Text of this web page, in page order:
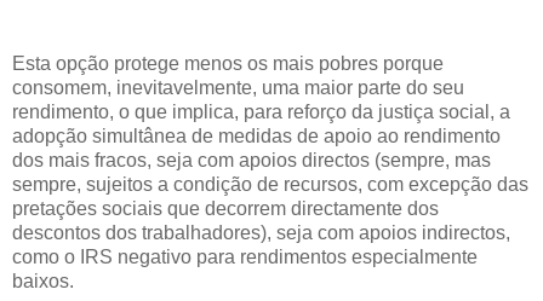
Esta opção protege menos os mais pobres porque
consomem, inevitavelmente, uma maior parte do seu
rendimento, o que implica, para reforço da justiça social, a
adopção simultânea de medidas de apoio ao rendimento
dos mais fracos, seja com apoios directos (sempre, mas
sempre, sujeitos a condição de recursos, com excepção das
pretações sociais que decorrem directamente dos
descontos dos trabalhadores), seja com apoios indirectos,
como o IRS negativo para rendimentos especialmente
baixos.